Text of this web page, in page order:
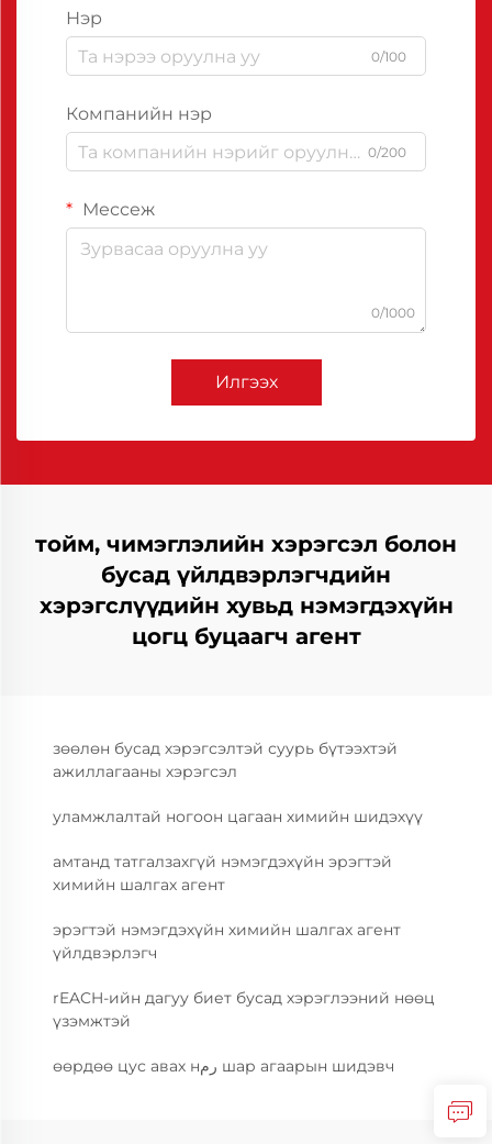
Нэр
0/100
Компанийн нэр
0/200
Мессеж
0/1000
Илгээх
тойм, чимэглэлийн хэрэгсэл болон
бусад үйлдвэрлэгчдийн
хэрэгслүүдийн хувьд нэмэгдэхүйн
цогц буцаагч агент
зөөлөн бусад хэрэгсэлтэй суурь бүтээхтэй
ажиллагааны хэрэгсэл
уламжлалтай ногоон цагаан химийн шидэхүү
амтанд татгалзахгүй нэмэгдэхүйн эрэгтэй
химийн шалгах агент
эрэгтэй нэмэгдэхүйн химийн шалгах агент
үйлдвэрлэгч
rEACH-ийн дагуу биет бусад хэрэглээний нөөц
үзэмжтэй
өөрдөө цус авах нرم шар агаарын шидэвч